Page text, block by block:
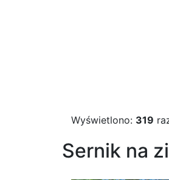
Wyświetlono: 319
Sernik na